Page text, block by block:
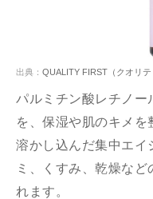
出典： QUALITY FIRST（クオリテ
パルミチン酸レチノー
を、保湿や肌のキメを
溶かし込んだ集中エイ
ミ、くすみ、乾燥など
れます。